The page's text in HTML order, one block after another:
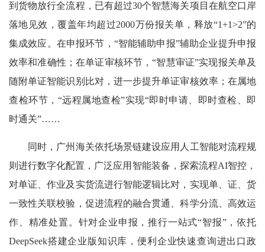
到货物放行全流程，已有超过30个智慧海关项目在航空口岸
落地见效，覆盖年均超过2000万份报关单，释放“1+1>2”的
集成效应。在申报环节，“智能辅助申报”辅助企业提升申报
效率和准确性；在单证审核环节，“智慧审证”实现报关单及
随附单证智能识别比对，进一步提升单证审核效率；在属地
查检环节，“远程属地查检”实现“即时申请、即时查检、即
时通关”……
同时，广州海关依托场景链建设应用人工智能对流程规
则进行数字化配置，广泛应用智能装备，探索流程AI智控，
对单证、作业及实货流进行智能逻辑比对，实现单、证、货
一致性关联校验，促进流程的融合贯通、科学分流、高效运
作、精准处置。针对企业申报，推行一站式“智报”，依托
DeepSeek搭建企业版知识库，便利企业快速查询进出口政